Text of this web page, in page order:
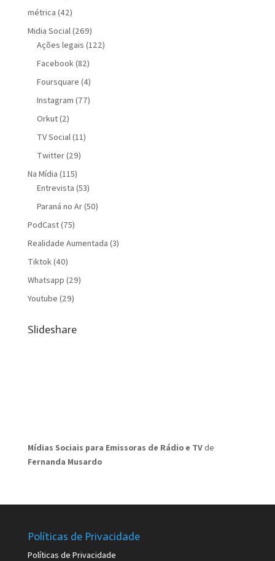
métrica (42)
Midia Social(269)
Ações legais (122)
Facebook(82)
Foursquare (4)
Instagram (77)
Orkut(2)
TV Social(11)
Twitter(29)
Na Mídia (115)
Entrevista (53)
Paraná no Ar(50)
PodCast(75)
Realidade Aumentada (3)
Tiktok(40)
Whatsapp (29)
Youtube (29)
Slideshare
Mídias Sociais para Emissoras de Rádio e TVde
Fernanda Musardo
Políticas de Privacidade
Políticas de Privacidade